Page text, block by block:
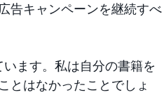
告キャンペーンを継続すべ
ます。私は自分の書籍を
とはなかったことでしょ